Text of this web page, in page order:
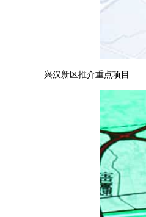
兴汉新区推介重点项目